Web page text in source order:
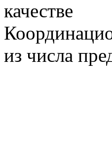
качестве
из числа